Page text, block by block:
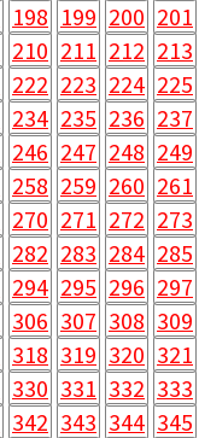
198 199 200 201
210 211 212 213
222 223 224 225
234 235 236 237
246 247 248 249
258 259 260 261
270 271 272 273
282 283 284 285
294 295 296 297
306 307 308 309
318 319 320 321
330 331 332 333
342 343 344 345